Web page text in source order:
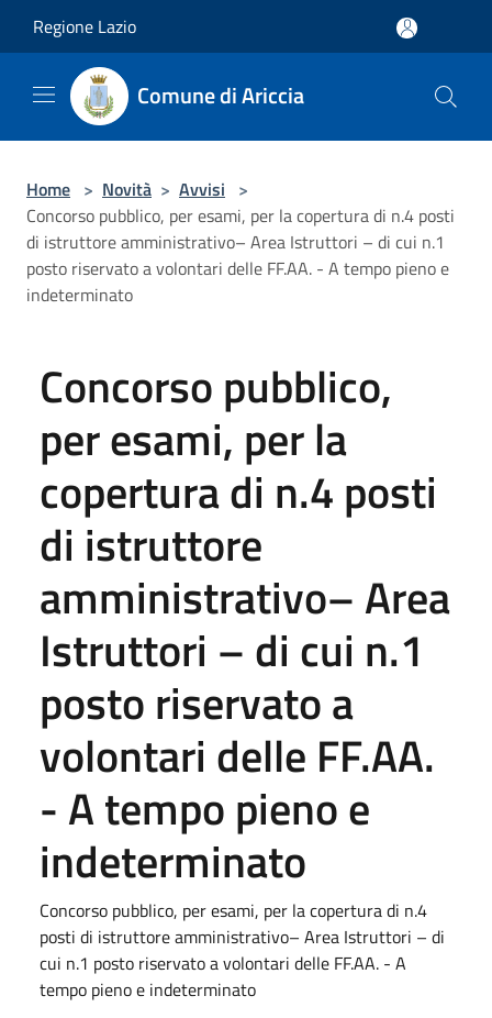
Regione Lazio
Comune di Ariccia
Home > Novità > Avvisi >
Concorso pubblico, per esami, per la copertura di n.4 posti
di istruttore amministrativo– Area Istruttori – di cui n.1
posto riservato a volontari delle FF.AA. - A tempo pieno e
indeterminato
Concorso pubblico,
per esami, per la
copertura di n.4 posti
di istruttore
amministrativo– Area
Istruttori – di cui n.1
posto riservato a
volontari delle FF.AA.
- A tempo pieno e
indeterminato
Concorso pubblico, per esami, per la copertura di n.4
posti di istruttore amministrativo– Area Istruttori – di
cui n.1 posto riservato a volontari delle FF.AA. - A
tempo pieno e indeterminato